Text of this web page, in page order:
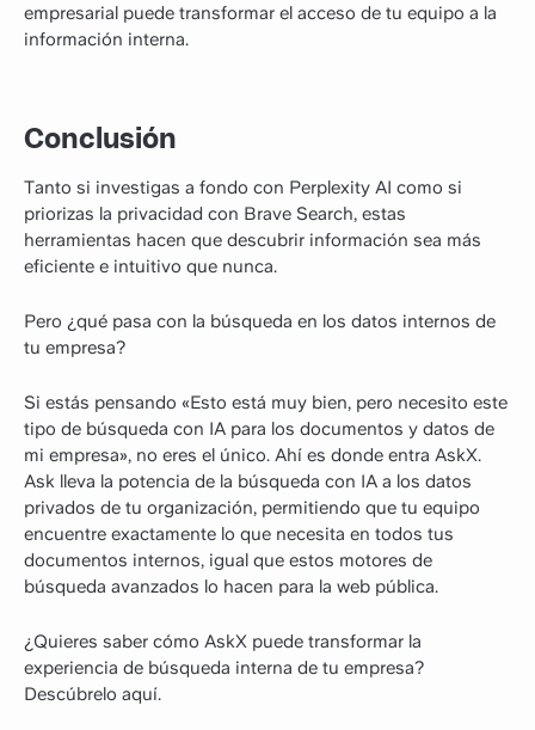
empresarial puede transformar el acceso de tu equipo a la
información interna.
Conclusión
Tanto si investigas a fondo con Perplexity AI como si
priorizas la privacidad con Brave Search, estas
herramientas hacen que descubrir información sea más
eficiente e intuitivo que nunca.
Pero ¿qué pasa con la búsqueda en los datos internos de
tu empresa?
Si estás pensando «Esto está muy bien, pero necesito este
tipo de búsqueda con IA para los documentos y datos de
mi empresa», no eres el único. Ahí es donde entra AskX.
Ask lleva la potencia de la búsqueda con IA a los datos
privados de tu organización, permitiendo que tu equipo
encuentre exactamente lo que necesita en todos tus
documentos internos, igual que estos motores de
búsqueda avanzados lo hacen para la web pública.
¿Quieres saber cómo AskX puede transformar la
experiencia de búsqueda interna de tu empresa?
Descúbrelo aquí.